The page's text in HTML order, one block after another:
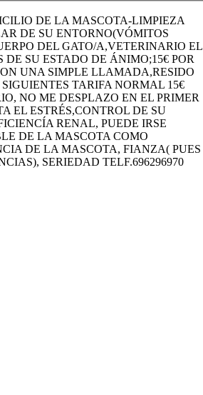
DE LA MASCOTA-LIMPIEZA
DE SU ENTORNO(VÓMITOS
DEL GATO/A,VETERINARIO EL
SU ESTADO DE ÁNIMO;15€ POR
UNA SIMPLE LLAMADA,RESIDO
TARIFA NORMAL 15€
NO ME DESPLAZO EN EL PRIMER
EL ESTRÉS,CONTROL DE SU
RENAL, PUEDE IRSE
DE LA MASCOTA COMO
DE LA MASCOTA, FIANZA( PUES
SERIEDAD TELF.696296970